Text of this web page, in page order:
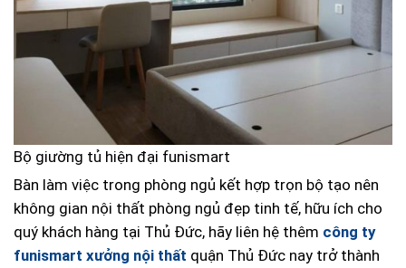
Bộ giường tủ hiện đại funismart
Bàn làm việc trong phòng ngủ kết hợp trọn bộ tạo nên
không gian nội thất phòng ngủ đẹp tinh tế, hữu ích cho
quý khách hàng tại Thủ Đức, hãy liên hệ thêm công ty
funismart xưởng nội thất quận Thủ Đức nay trở thành